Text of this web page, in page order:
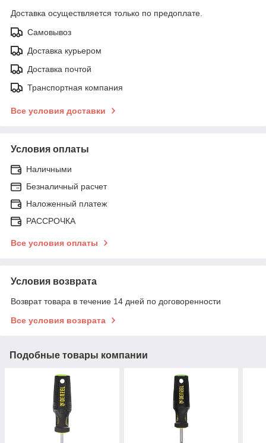
Доставка осуществляется только по предоплате.
Самовывоз
Доставка курьером
Доставка почтой
Транспортная компания
Все условия доставки
Условия оплаты
Наличными
Безналичный расчет
Наложенный платеж
РАССРОЧКА
Все условия оплаты
Условия возврата
Возврат товара в течение 14 дней по договоренности
Все условия возврата
Подобные товары компании